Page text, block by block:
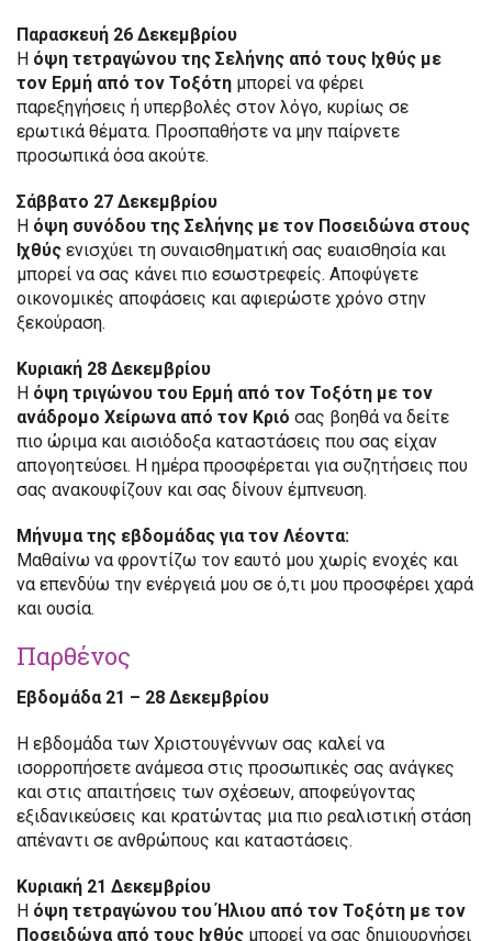
Παρασκευή 26 Δεκεμβρίου
Η όψη τετραγώνου της Σελήνης από τους Ιχθύς με
τον Ερμή από τον Τοξότη μπορεί να φέρει
παρεξηγήσεις ή υπερβολές στον λόγο, κυρίως σε
ερωτικά θέματα. Προσπαθήστε να μην παίρνετε
προσωπικά όσα ακούτε.
Σάββατο 27 Δεκεμβρίου
Η όψη συνόδου της Σελήνης με τον Ποσειδώνα στους
Ιχθύς ενισχύει τη συναισθηματική σας ευαισθησία και
μπορεί να σας κάνει πιο εσωστρεφείς. Αποφύγετε
οικονομικές αποφάσεις και αφιερώστε χρόνο στην
ξεκούραση.
Κυριακή 28 Δεκεμβρίου
Η όψη τριγώνου του Ερμή από τον Τοξότη με τον
ανάδρομο Χείρωνα από τον Κριό σας βοηθά να δείτε
πιο ώριμα και αισιόδοξα καταστάσεις που σας είχαν
απογοητεύσει. Η ημέρα προσφέρεται για συζητήσεις που
σας ανακουφίζουν και σας δίνουν έμπνευση.
Μήνυμα της εβδομάδας για τον Λέοντα:
Μαθαίνω να φροντίζω τον εαυτό μου χωρίς ενοχές και
να επενδύω την ενέργειά μου σε ό,τι μου προσφέρει χαρά
και ουσία.
Παρθένος
Εβδομάδα 21 – 28 Δεκεμβρίου
Η εβδομάδα των Χριστουγέννων σας καλεί να
ισορροπήσετε ανάμεσα στις προσωπικές σας ανάγκες
και στις απαιτήσεις των σχέσεων, αποφεύγοντας
εξιδανικεύσεις και κρατώντας μια πιο ρεαλιστική στάση
απέναντι σε ανθρώπους και καταστάσεις.
Κυριακή 21 Δεκεμβρίου
Η όψη τετραγώνου του Ήλιου από τον Τοξότη με τον
Ποσειδώνα από τους Ιχθύς μπορεί να σας δημιουργήσει